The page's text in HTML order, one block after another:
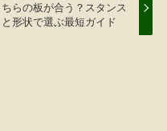
ちらの板が合う？スタンス
と形状で選ぶ最短ガイド